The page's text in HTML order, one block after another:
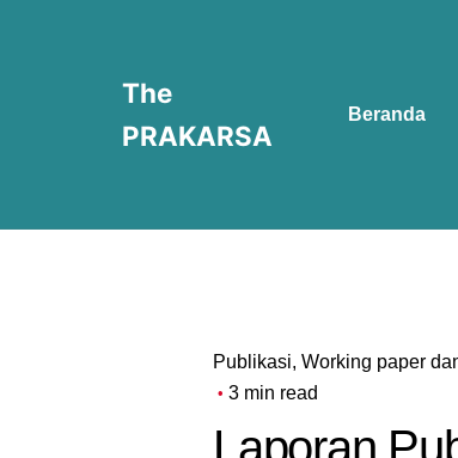
The
PRAKARSA
Beranda
Publikasi Working paper
3 min read
Laporan